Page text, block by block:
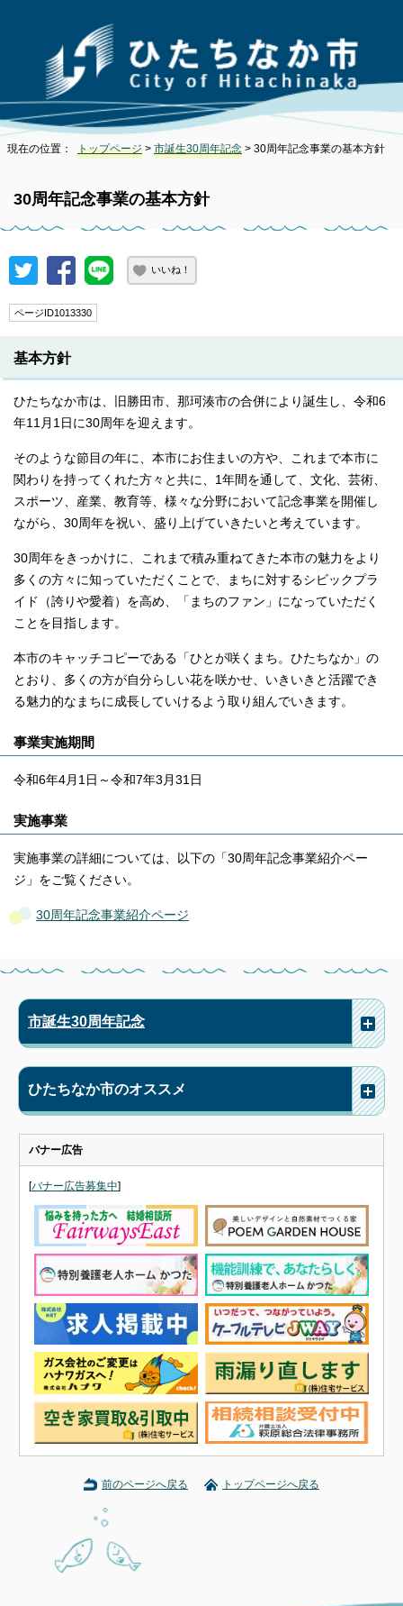
現在の位置： トップページ > 市誕生30周年記念 > 30周年記念事業の基本方針
30周年記念事業の基本方針
いいね！
ページID1013330
基本方針
ひたちなか市は、旧勝田市、那珂湊市の合併により誕生し、令和6
年11月1日に30周年を迎えます。
そのような節目の年に、本市にお住まいの方や、これまで本市に
関わりを持ってくれた方々と共に、1年間を通して、文化、芸術、
スポーツ、産業、教育等、様々な分野において記念事業を開催し
ながら、30周年を祝い、盛り上げていきたいと考えています。
30周年をきっかけに、これまで積み重ねてきた本市の魅力をより
多くの方々に知っていただくことで、まちに対するシビックプラ
イド（誇りや愛着）を高め、「まちのファン」になっていただく
ことを目指します。
本市のキャッチコピーである「ひとが咲くまち。ひたちなか」の
とおり、多くの方が自分らしい花を咲かせ、いきいきと活躍でき
る魅力的なまちに成長していけるよう取り組んでいきます。
事業実施期間
令和6年4月1日～令和7年3月31日
実施事業
実施事業の詳細については、以下の「30周年記念事業紹介ペー
ジ」をご覧ください。
30周年記念事業紹介ページ
市誕生30周年記念
ひたちなか市のオススメ
バナー広告
[バナー広告募集中]
前のページへ戻る トップページへ戻る